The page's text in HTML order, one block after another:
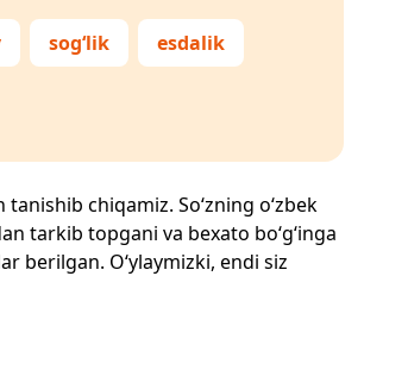
sog‘lik esdalik
chiqamiz. So‘zning o‘zbek
tarkib topgani va bexato bo‘g‘inga
berilgan. O‘ylaymizki, endi siz